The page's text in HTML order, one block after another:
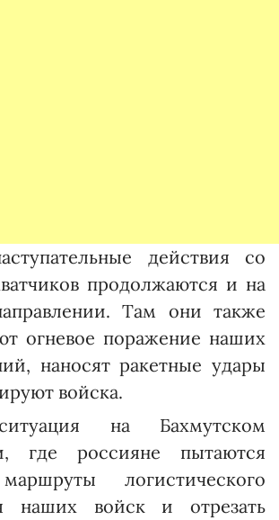
действия со
продолжаются и на
Там они также
огневое поражение наших
наносят ракетные удары
войска.
на Бахмутском
где россияне пытаются
логистического
наших войск и отрезать